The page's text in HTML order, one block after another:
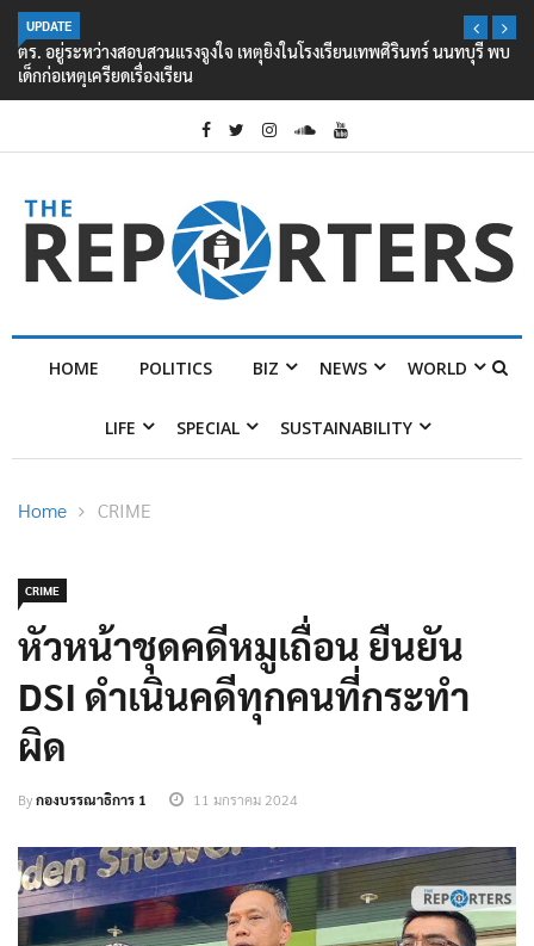
UPDATE
ตร. อยู่ระหว่างสอบสวนแรงจูงใจ เหตุยิงในโรงเรียนเทพศิรินทร์ นนทบุรี พบ
เด็กก่อเหตุเครียดเรื่องเรียน
HOME POLITICS BIZ NEWS WORLD
LIFE SPECIAL SUSTAINABILITY
Home CRIME
CRIME
หัวหน้าชุดคดีหมูเถื่อน ยืนยัน
DSI ดำเนินคดีทุกคนที่กระทำ
ผิด
Byกองบรรณาธิการ 1 11 มกราคม 2024